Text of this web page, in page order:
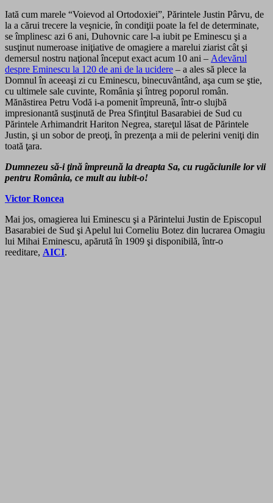
Iată cum marele “Voievod al Ortodoxiei”, Părintele Justin Pârvu, de
la a cărui trecere la veşnicie, în condiţii poate la fel de determinate,
se împlinesc azi 6 ani, Duhovnic care l-a iubit pe Eminescu şi a
susţinut numeroase iniţiative de omagiere a marelui ziarist cât şi
demersul nostru naţional început exact acum 10 ani – Adevărul
despre Eminescu la 120 de ani de la ucidere – a ales să plece la
Domnul în aceeaşi zi cu Eminescu, binecuvântând, aşa cum se ştie,
cu ultimele sale cuvinte, România şi întreg poporul român.
Mănăstirea Petru Vodă i-a pomenit împreună, într-o slujbă
impresionantă susţinută de Prea Sfinţitul Basarabiei de Sud cu
Părintele Arhimandrit Hariton Negrea, stareţul lăsat de Părintele
Justin, şi un sobor de preoţi, în prezenţa a mii de pelerini veniţi din
toată ţara.
Dumnezeu să-i ţină împreună la dreapta Sa, cu rugăciunile lor vii
pentru România, ce mult au iubit-o!
Victor Roncea
Mai jos, omagierea lui Eminescu şi a Părintelui Justin de Episcopul
Basarabiei de Sud şi Apelul lui Corneliu Botez din lucrarea Omagiu
lui Mihai Eminescu, apărută în 1909 şi disponibilă, într-o
reeditare, AICI.